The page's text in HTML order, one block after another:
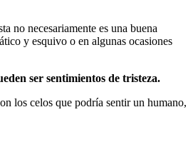
no necesariamente es una buena
y esquivo o en algunas ocasiones
ser sentimientos de tristeza.
los celos que podría sentir un humano,